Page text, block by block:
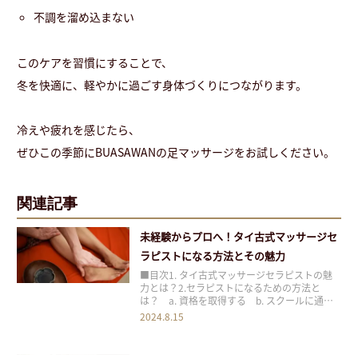
不調を溜め込まない
このケアを習慣にすることで、
冬を快適に、軽やかに過ごす身体づくりにつながります。
冷えや疲れを感じたら、
ぜひこの季節にBUASAWANの足マッサージをお試しください。
関連記事
未経験からプロへ！タイ古式マッサージセ
ラピストになる方法とその魅力
■目次1. タイ古式マッサージセラピストの魅
力とは？2.セラピストになるための方法と
は？ a. 資格を取得する b. スクールに通
う c. サロンで研修を受ける3. BUASAWANが
2024.8.15